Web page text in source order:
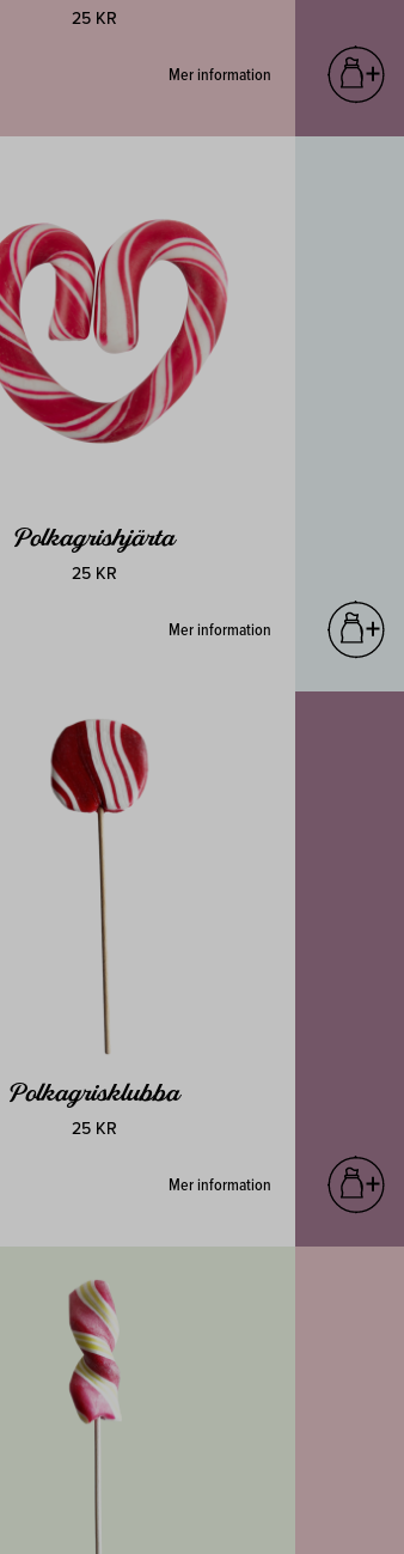
25 KR
Mer information
Polkagrishjärta
25 KR
Mer information
Polkagrisklubba
25 KR
Mer information